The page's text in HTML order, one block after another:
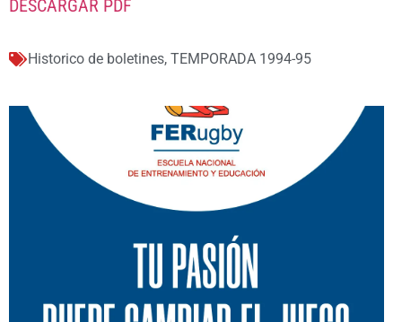
DESCARGAR PDF
Historico de boletines, TEMPORADA 1994-95